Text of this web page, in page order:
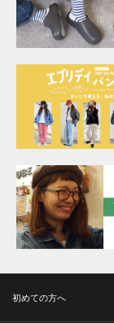
初めての方へ